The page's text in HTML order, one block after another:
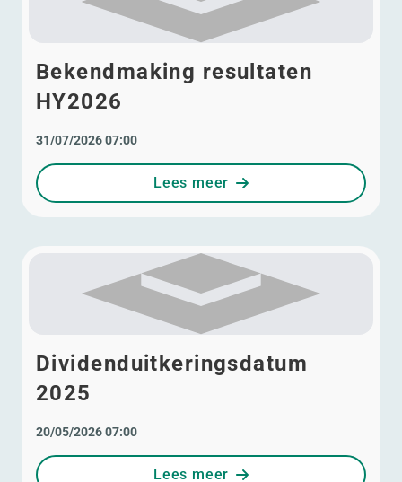
Bekendmaking resultaten
HY2026
31/07/2026 07:00
Lees meer
Dividenduitkeringsdatum
2025
20/05/2026 07:00
Lees meer